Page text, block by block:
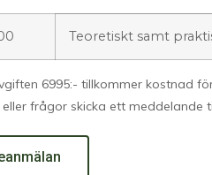
Teoretiskt samt
6995:- tillkommer kostnad
frågor skicka ett meddelande